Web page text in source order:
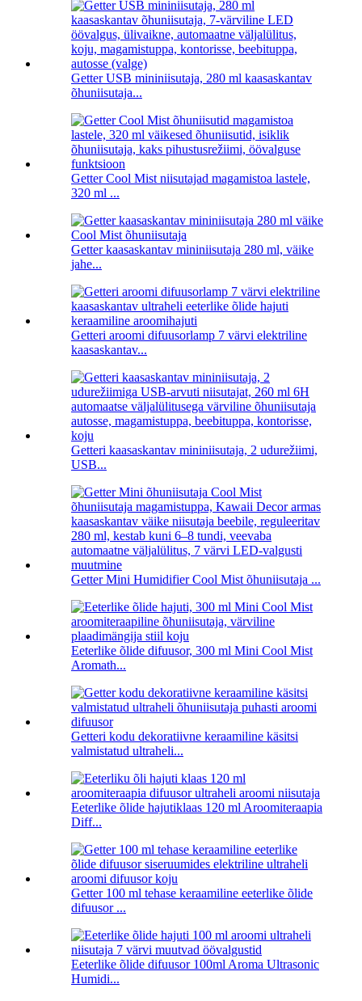
Getter USB mininiisutaja, 280 ml kaasaskantav
õhuniisutaja...
Getter Cool Mist niisutajad magamistoa lastele,
320 ml ...
Getter kaasaskantav mininiisutaja 280 ml, väike
jahe...
Getteri aroomi difuusorlamp 7 värvi elektriline
kaasaskantav...
Getteri kaasaskantav mininiisutaja, 2 udurežiimi,
USB...
Getter Mini Humidifier Cool Mist õhuniisutaja ...
Eeterlike õlide difuusor, 300 ml Mini Cool Mist
Aromath...
Getteri kodu dekoratiivne keraamiline käsitsi
valmistatud ultraheli...
Eeterlike õlide hajutiklaas 120 ml Aroomiteraapia
Diff...
Getter 100 ml tehase keraamiline eeterlike õlide
difuusor ...
Eeterlike õlide difuusor 100ml Aroma Ultrasonic
Humidi...